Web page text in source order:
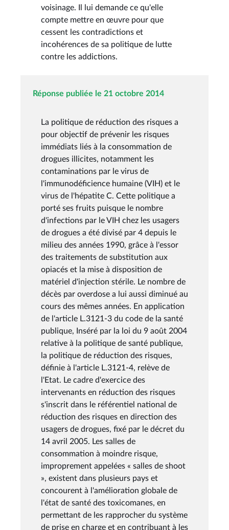
voisinage. Il lui demande ce qu'elle
compte mettre en œuvre pour que
cessent les contradictions et
incohérences de sa politique de lutte
contre les addictions.
Réponse publiée le 21 octobre 2014
La politique de réduction des risques a
pour objectif de prévenir les risques
immédiats liés à la consommation de
drogues illicites, notamment les
contaminations par le virus de
l'immunodéficience humaine (VIH) et le
virus de l'hépatite C. Cette politique a
porté ses fruits puisque le nombre
d'infections par le VIH chez les usagers
de drogues a été divisé par 4 depuis le
milieu des années 1990, grâce à l'essor
des traitements de substitution aux
opiacés et la mise à disposition de
matériel d'injection stérile. Le nombre de
décès par overdose a lui aussi diminué au
cours des mêmes années. En application
de l'article L.3121-3 du code de la santé
publique, Inséré par la loi du 9 août 2004
relative à la politique de santé publique,
la politique de réduction des risques,
définie à l'article L.3121-4, relève de
l'Etat. Le cadre d'exercice des
intervenants en réduction des risques
s'inscrit dans le référentiel national de
réduction des risques en direction des
usagers de drogues, fixé par le décret du
14 avril 2005. Les salles de
consommation à moindre risque,
improprement appelées « salles de shoot
», existent dans plusieurs pays et
concourent à l'amélioration globale de
l'état de santé des toxicomanes, en
permettant de les rapprocher du système
de prise en charge et en contribuant à les